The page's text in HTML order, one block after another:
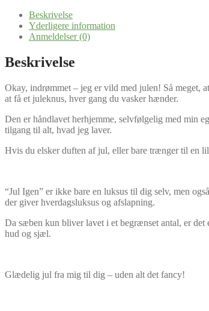
Beskrivelse
Yderligere information
Anmeldelser (0)
Beskrivelse
Okay, indrømmet – jeg er vild med julen! Så meget,
at få et juleknus, hver gang du vasker hænder.
Den er håndlavet herhjemme, selvfølgelig med min
tilgang til alt, hvad jeg laver.
Hvis du elsker duften af jul, eller bare trænger til en
“Jul Igen” er ikke bare en luksus til dig selv, men
der giver hverdagsluksus og afslapning.
Da sæben kun bliver lavet i et begrænset antal, er
hud og sjæl.
Glædelig jul fra mig til dig – uden alt det fancy!